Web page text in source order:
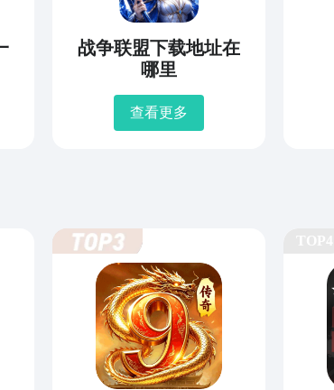
战争联盟下载地址在
哪里
查看更多